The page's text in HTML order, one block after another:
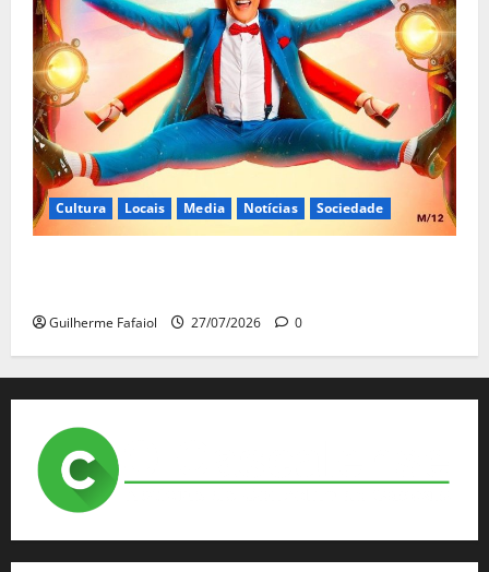
Cultura Locais Media Notícias Sociedade
Guilherme Fafaiol 27/07/2026 0